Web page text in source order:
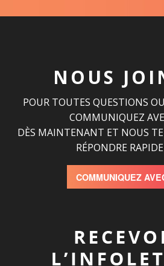
NOUS
POUR TOUTES QUESTIONS
COMMUNIQUEZ
DÈS MAINTENANT ET NOUS
RÉPONDRE
COMMUNIQUEZ